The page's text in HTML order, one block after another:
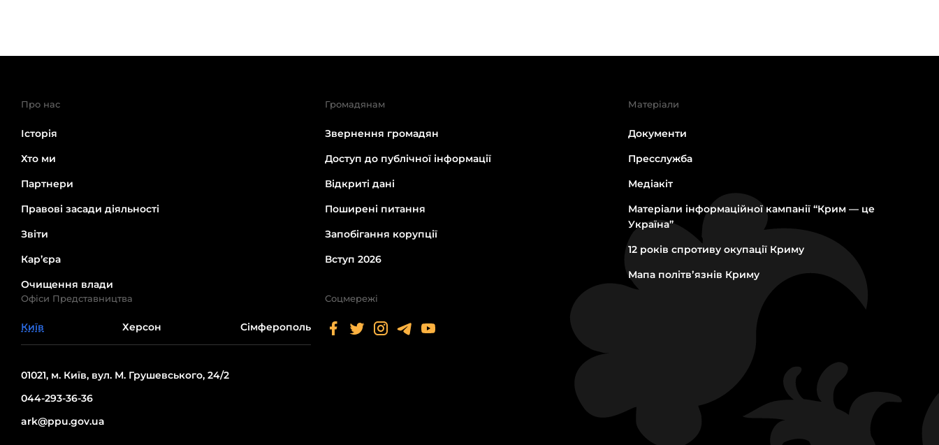
Про нас
Історія
Хто ми
Партнери
Правові засади діяльності
Звіти
Кар’єра
Очищення влади
Громадянам
Звернення громадян
Доступ до публічної інформації
Відкриті дані
Поширені питання
Запобігання корупції
Вступ 2026
Матеріали
Документи
Пресслужба
Медіакіт
Матеріали інформаційної кампанії “Крим — це
Україна”
12 років спротиву окупації Криму
Мапа політвʼязнів Криму
Офіси Представництва
Київ Херсон Сімферополь
01021, м. Київ, вул. М. Грушевського, 24/2
044-293-36-36
ark@ppu.gov.ua
Соцмережі